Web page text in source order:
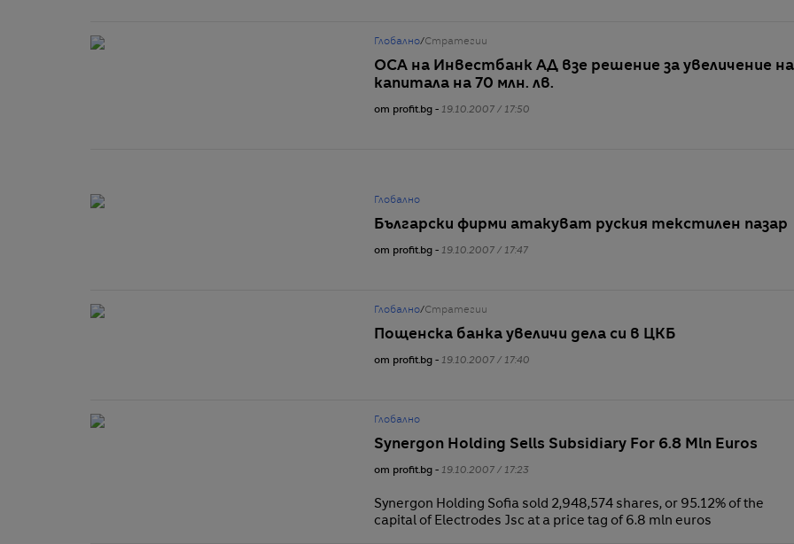
Глобално/Стратегии
ОСА на Инвестбанк АД взе решение за увеличение на
капитала на 70 млн. лв.
от profit.bg - 19.10.2007 / 17:50
Глобално
Български фирми атакуват руския текстилен пазар
от profit.bg - 19.10.2007 / 17:47
Глобално/Стратегии
Пощенска банка увеличи дела си в ЦКБ
от profit.bg - 19.10.2007 / 17:40
Глобално
Synergon Holding Sells Subsidiary For 6.8 Mln Euros
от profit.bg - 19.10.2007 / 17:23
Synergon Holding Sofia sold 2,948,574 shares, or 95.12% of the
capital of Electrodes Jsc at a price tag of 6.8 mln euros